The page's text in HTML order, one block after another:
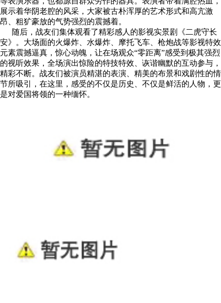
展示着华阴老腔的风采，大家被古朴浑厚的艺术形式和高亢激
昂、粗犷豪放的气势强烈的震撼着。
随后，战友们集体观看了精彩感人的影视实景剧《二虎守长
安》。大场面的火爆炸、水爆炸、摩托飞车、枪炮战等影视特效
元素震撼逼真，惊心动魄，让在场观众“零距离”感受到极其强烈
的视听效果，全场演出惊险的特技特效、诙谐幽默的互动参与，
精彩不断。战友们被演员精湛的表演、精美的布景和戏剧性的情
节所吸引，在这里，感受的不仅是历史、不仅是鲜活的人物，更
是对爱国将领的一种缅怀。